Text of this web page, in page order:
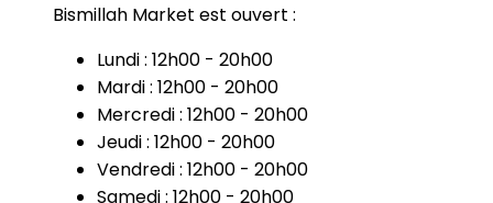
Bismillah Market est ouvert :
Lundi : 12h00 - 20h00
Mardi : 12h00 - 20h00
Mercredi : 12h00 - 20h00
Jeudi : 12h00 - 20h00
Vendredi : 12h00 - 20h00
Samedi : 12h00 - 20h00